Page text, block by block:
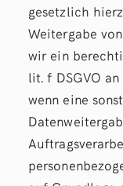
gesetzlich
Weitergabe
wir ein
lit. f DSGVO
wenn eine